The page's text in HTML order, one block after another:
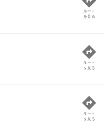
ルート
を見る
ルート
を見る
ルート
を見る